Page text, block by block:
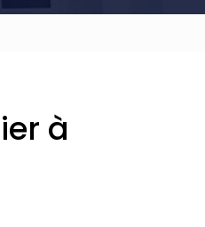
à